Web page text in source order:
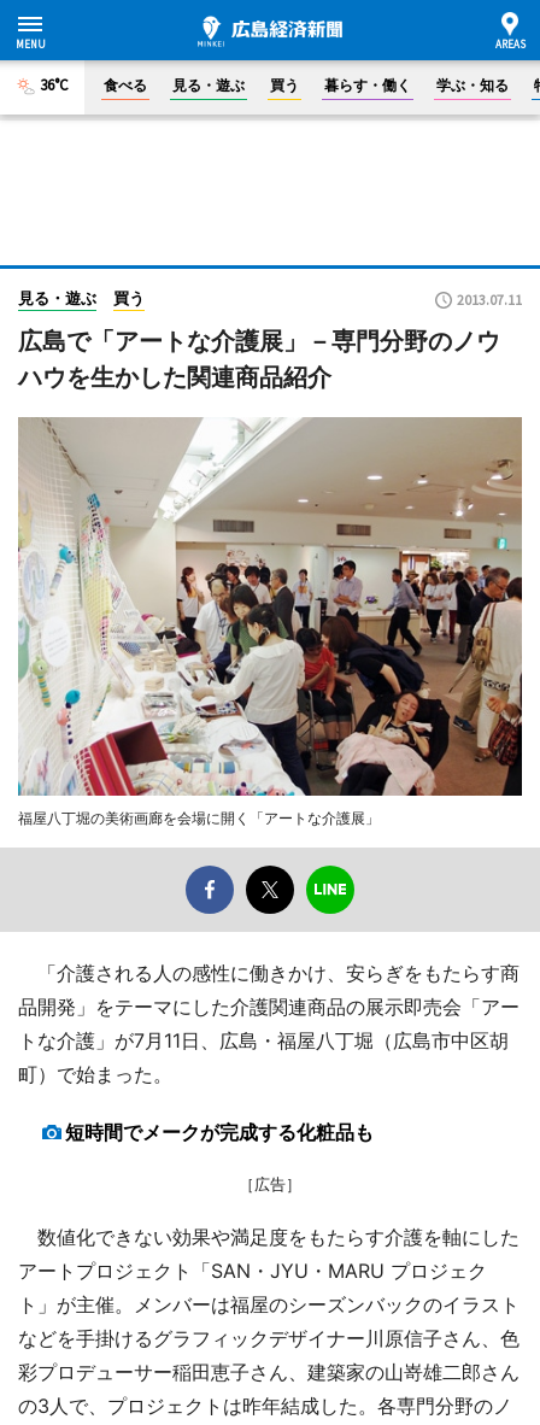
36°C 食べる 見る・遊ぶ 買う 暮らす・働く 学ぶ・知る
見る・遊ぶ 買う 2013.07.11
広島で「アートな介護展」－専門分野のノウ
ハウを生かした関連商品紹介
福屋八丁堀の美術画廊を会場に開く「アートな介護展」
「介護される人の感性に働きかけ、安らぎをもたらす商
品開発」をテーマにした介護関連商品の展示即売会「アー
トな介護」が7月11日、広島・福屋八丁堀（広島市中区胡
町）で始まった。
短時間でメークが完成する化粧品も
［広告］
数値化できない効果や満足度をもたらす介護を軸にした
アートプロジェクト「SAN・JYU・MARU プロジェク
ト」が主催。メンバーは福屋のシーズンバックのイラスト
などを手掛けるグラフィックデザイナー川原信子さん、色
彩プロデューサー稲田恵子さん、建築家の山嵜雄二郎さん
の3人で、プロジェクトは昨年結成した。各専門分野のノ